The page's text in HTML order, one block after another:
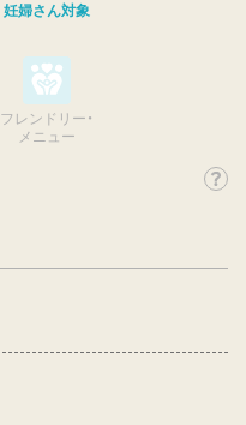
妊婦さん対象
フレンドリー・
メニュー